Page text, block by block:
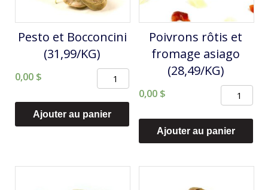
Pesto et Bocconcini
(31,99/KG)
0,00 $
quantité
Pesto
et
Bocconcini
(31,99/KG)
Ajouter au panier
Poivrons rôtis et
fromage asiago
(28,49/KG)
0,00 $
quantité
Poivrons
rôtis
Ajouter au panier